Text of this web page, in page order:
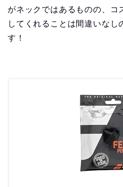
がネックではあるものの、コ
してくれることは間違いなし
す！